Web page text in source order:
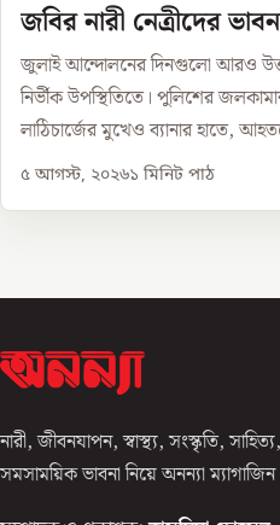
জবির নারী নেত্রীদের
জুলাই আন্দোলনের দিনগুলো আরও
নির্ভীক উপস্থিতিতে। পুলিশের
লাঠিচার্জের মুখেও ব্যানার হাতে,
৫ আগস্ট, ২০২৬১ মিনিট পাঠ
নারী, জীবনযাপন, স্বাস্থ্য, সংস্কৃতি,
সমসাময়িক ভাবনা নিয়ে অনন্যা